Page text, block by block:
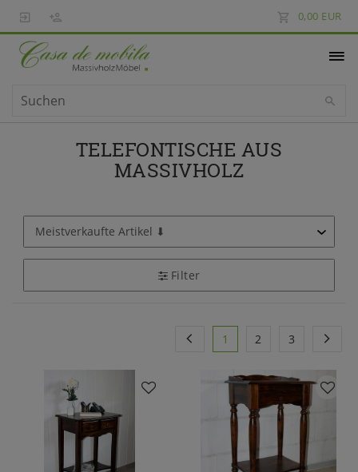
0,00 EUR
TELEFONTISCHE AUS
MASSIVHOLZ
Filter
1 2 3